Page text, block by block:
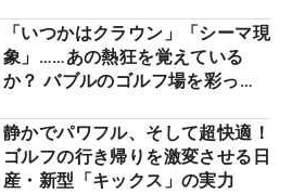
「いつかはクラウン」「シーマ現
象」……あの熱狂を覚えている
か？ バブルのゴルフ場を彩った
静かでパワフル、そして超快適！
ゴルフの行き帰りを激変させる日
産・新型「キックス」の実力